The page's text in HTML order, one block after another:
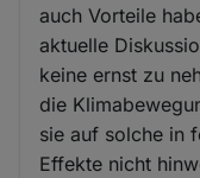
auch Vorteile
aktuelle
keine ernst zu
die
sie auf solche in
Effekte nicht